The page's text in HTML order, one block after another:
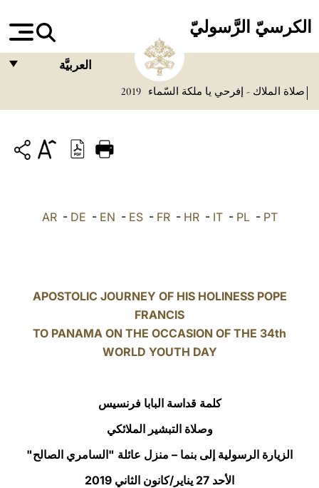
الكرسيّ الرَّسوليّ
العربيَّة
ITALIANO
صلاة الملاك - إفرحي يا ملكة السّماء 2019
AR- DE - EN - ES- FR- HR- IT- PL- PT
APOSTOLIC JOURNEY OF HIS HOLINESS POPE
FRANCIS
TO PANAMA ON THE OCCASION OF THE 34th
WORLD YOUTH DAY
كلمة قداسة البابا فرنسيس
وصلاة التبشير الملائكي
الزيارة الرسولية إلى بنما – منزل عائلة "السامري الصالح"
الأحد 27 يناير/كانون الثاني 2019